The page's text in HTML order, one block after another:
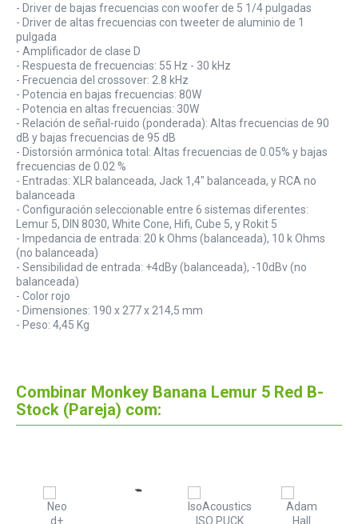
- Driver de bajas frecuencias con woofer de 5 1/4 pulgadas
- Driver de altas frecuencias con tweeter de aluminio de 1
pulgada
- Amplificador de clase D
- Respuesta de frecuencias: 55 Hz - 30 kHz
- Frecuencia del crossover: 2.8 kHz
- Potencia en bajas frecuencias: 80W
- Potencia en altas frecuencias: 30W
- Relación de señal-ruido (ponderada): Altas frecuencias de 90
dB y bajas frecuencias de 95 dB
- Distorsión armónica total: Altas frecuencias de 0.05% y bajas
frecuencias de 0.02 %
- Entradas: XLR balanceada, Jack 1,4" balanceada, y RCA no
balanceada
- Configuración seleccionable entre 6 sistemas diferentes:
Lemur 5, DIN 8030, White Cone, Hifi, Cube 5, y Rokit 5
- Impedancia de entrada: 20 k Ohms (balanceada), 10 k Ohms
(no balanceada)
- Sensibilidad de entrada: +4dBy (balanceada), -10dBv (no
balanceada)
- Color rojo
- Dimensiones: 190 x 277 x 214,5 mm
- Peso: 4,45 Kg
Combinar Monkey Banana Lemur 5 Red B-
Stock (Pareja) com: